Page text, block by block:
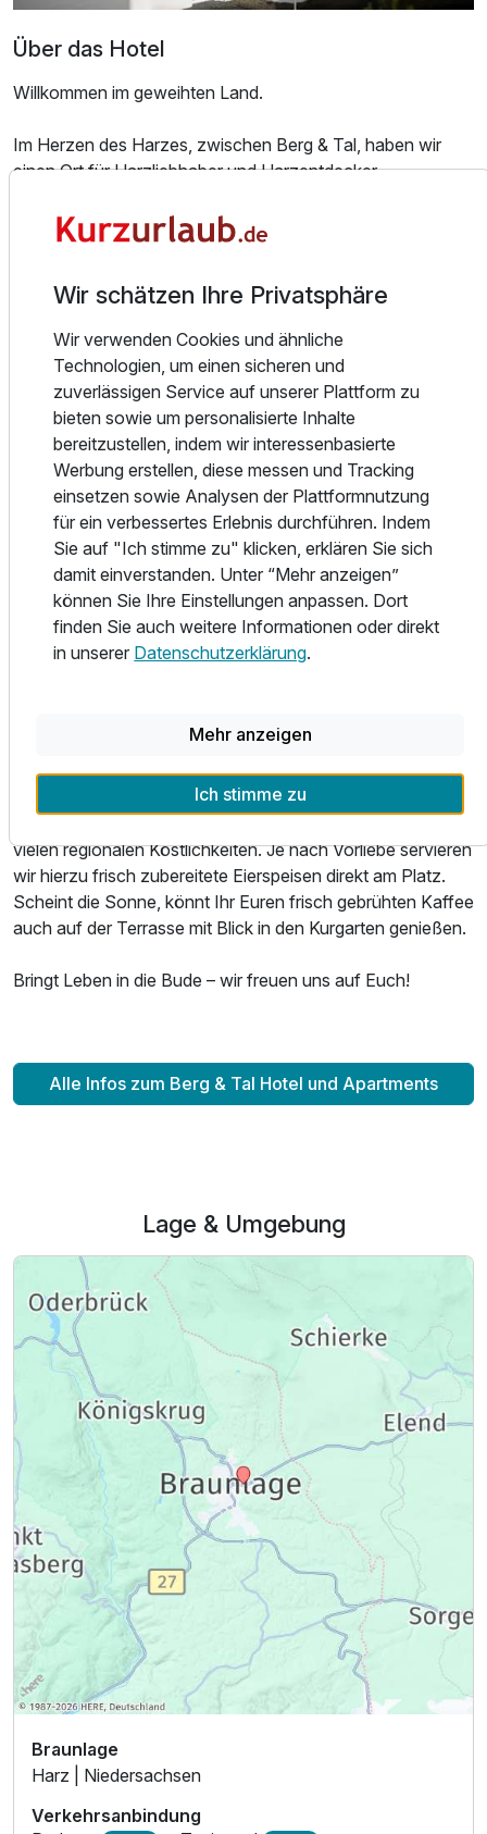
Über das Hotel
Willkommen im geweihten Land.
Im Herzen des Harzes, zwischen Berg & Tal, haben wir
einen Ort für Harzliebhaber und Harzentdecker
der Familie, ein entspanntes Wochenende mit den besten
Freunden oder eine romantische Auszeit mit Eurem Partner
Reise zu sein.
DER ALLTAGSTROTT KANN WARTEN
Unsere Häuser haben eine lange Tradition und Geschichte,
die wir gern in zeitgemäßer Art und Weise weiterführen
möchten. Hierfür haben wir unsere Zimmer und Apartments
neu gestaltet und den Wünschen unserer Gäste
angepasst.
Unsere 28 modernen Hotelzimmer und Apartments bieten
Raum für Ruhe und Entspannung nach einem
ereignisreichen Tag, egal ob für Alleinreisende, zu zweit
oder mit der ganzen Familie. Je nach Kategorie bieten Sie
Platz für 2 bis 6 Gäste auf bis zu 154m².
Egal, ob Frühaufsteher oder Langschläfer, bei uns könnt
Ihr ganz entspannt in den Tag starten! In unserem
ehemaligen, aber neu umgebauten Kuhstall bieten wir ein
vielen regionalen Köstlichkeiten. Je nach Vorliebe servieren
wir hierzu frisch zubereitete Eierspeisen direkt am Platz.
Scheint die Sonne, könnt Ihr Euren frisch gebrühten Kaffee
auch auf der Terrasse mit Blick in den Kurgarten genießen.
Bringt Leben in die Bude – wir freuen uns auf Euch!
Alle Infos zum Berg & Tal Hotel und Apartments
Lage & Umgebung
Braunlage
Harz | Niedersachsen
Verkehrsanbindung
Wir schätzen Ihre Privatsphäre
Wir verwenden Cookies und ähnliche
Technologien, um einen sicheren und
zuverlässigen Service auf unserer Plattform zu
bieten sowie um personalisierte Inhalte
bereitzustellen, indem wir interessenbasierte
Werbung erstellen, diese messen und Tracking
einsetzen sowie Analysen der Plattformnutzung
für ein verbessertes Erlebnis durchführen. Indem
Sie auf "Ich stimme zu" klicken, erklären Sie sich
damit einverstanden. Unter “Mehr anzeigen”
können Sie Ihre Einstellungen anpassen. Dort
finden Sie auch weitere Informationen oder direkt
in unserer Datenschutzerklärung.
Mehr anzeigen
Ich stimme zu